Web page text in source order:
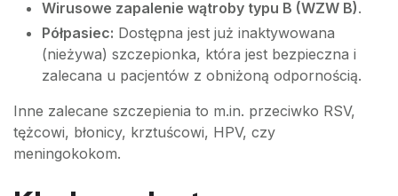
Wirusowe zapalenie wątroby typu B (WZW B).
Półpasiec: Dostępna jest już inaktywowana
(nieżywa) szczepionka, która jest bezpieczna i
zalecana u pacjentów z obniżoną odpornością.
Inne zalecane szczepienia to m.in. przeciwko RSV,
tężcowi, błonicy, krztuścowi, HPV, czy
meningokokom.